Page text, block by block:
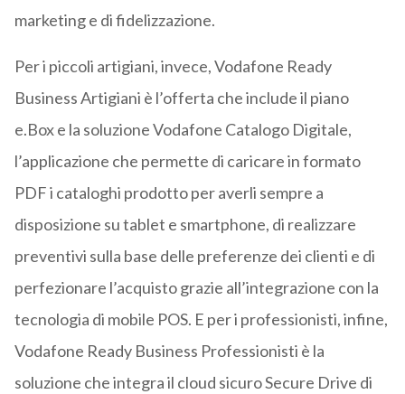
marketing e di fidelizzazione.
Per i piccoli artigiani, invece, Vodafone Ready
Business Artigiani è l’offerta che include il piano
e.Box e la soluzione Vodafone Catalogo Digitale,
l’applicazione che permette di caricare in formato
PDF i cataloghi prodotto per averli sempre a
disposizione su tablet e smartphone, di realizzare
preventivi sulla base delle preferenze dei clienti e di
perfezionare l’acquisto grazie all’integrazione con la
tecnologia di mobile POS. E per i professionisti, infine,
Vodafone Ready Business Professionisti è la
soluzione che integra il cloud sicuro Secure Drive di